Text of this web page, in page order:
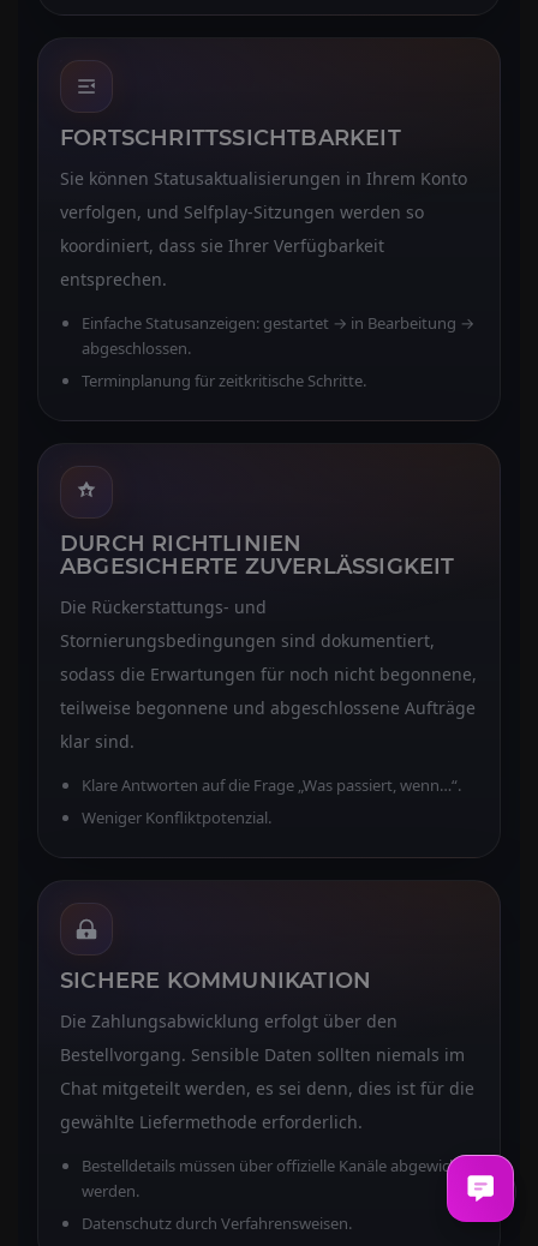
FORTSCHRITTSSICHTBARKEIT
Sie können Statusaktualisierungen in Ihrem Konto
verfolgen, und Selfplay-Sitzungen werden so
koordiniert, dass sie Ihrer Verfügbarkeit
entsprechen.
Einfache Statusanzeigen: gestartet → in Bearbeitung →
abgeschlossen.
Terminplanung für zeitkritische Schritte.
DURCH RICHTLINIEN
ABGESICHERTE ZUVERLÄSSIGKEIT
Die Rückerstattungs- und
Stornierungsbedingungen sind dokumentiert,
sodass die Erwartungen für noch nicht begonnene,
teilweise begonnene und abgeschlossene Aufträge
klar sind.
Klare Antworten auf die Frage „Was passiert, wenn…“.
Weniger Konfliktpotenzial.
SICHERE KOMMUNIKATION
Die Zahlungsabwicklung erfolgt über den
Bestellvorgang. Sensible Daten sollten niemals im
Chat mitgeteilt werden, es sei denn, dies ist für die
gewählte Liefermethode erforderlich.
Bestelldetails müssen über offizielle Kanäle abgewickelt
werden.
Datenschutz durch Verfahrensweisen.